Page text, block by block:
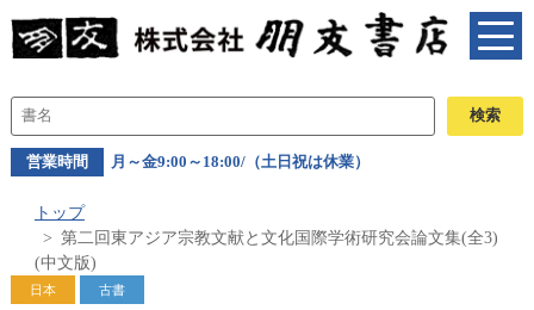
営業時間 月～金9:00～18:00/（土日祝は休業）
トップ
第二回東アジア宗教文献と文化国際学術研究会論文集(全3)
(中文版)
日本 古書